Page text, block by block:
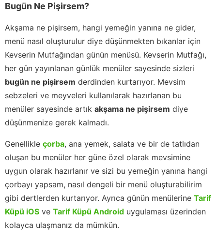
Bugün Ne Pişirsem?
Akşama ne pişirsem, hangi yemeğin yanına ne gider,
menü nasıl oluşturulur diye düşünmekten bıkanlar için
Kevserin Mutfağından günün menüsü. Kevserin Mutfağı,
her gün yayınlanan günlük menüler sayesinde sizleri
bugün ne pişirsem derdinden kurtarıyor. Mevsim
sebzeleri ve meyveleri kullanılarak hazırlanan bu
menüler sayesinde artık akşama ne pişirsem diye
düşünmenize gerek kalmadı.
Genellikle çorba, ana yemek, salata ve bir de tatlıdan
oluşan bu menüler her güne özel olarak mevsimine
uygun olarak hazırlanır ve sizi bu yemeğin yanına hangi
çorbayı yapsam, nasıl dengeli bir menü oluşturabilirim
gibi dertlerden kurtarıyor. Ayrıca günün menülerine Tarif
Küpü iOS ve Tarif Küpü Android uygulaması üzerinden
kolayca ulaşmanız da mümkün.